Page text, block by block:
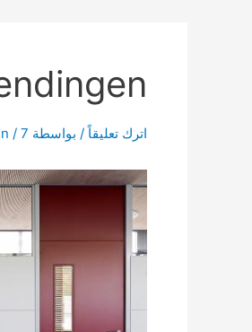
اترك تعليقاً / بواسطة / 7 نوفمبر، 2020